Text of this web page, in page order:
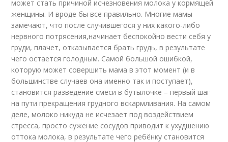
может стать причиной исчезновения молока у кормящей
женщины. И вроде бы все правильно. Многие мамы
замечают, что после случившегося у них какого-либо
нервного потрясения,начинает беспокойно вести себя у
груди, плачет, отказывается брать грудь, в результате
чего остается голодным. Самой большой ошибкой,
которую может совершить мама в этот момент (и в
большинстве случаев она именно так и поступает),
становится разведение смеси в бутылочке – первый шаг
на пути прекращения грудного вскармливания. На самом
деле, молоко никуда не исчезает под воздействием
стресса, просто сужение сосудов приводит к ухудшению
оттока молока, в результате чего ребёнку становится